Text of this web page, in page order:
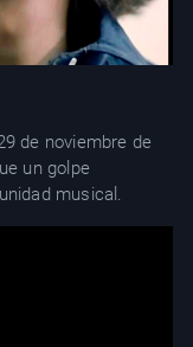
de noviembre de
un golpe
musical.